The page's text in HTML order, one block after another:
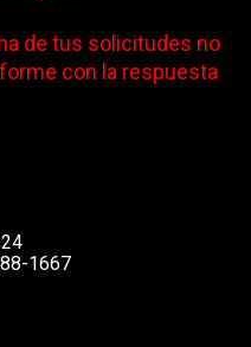
de tus solicitudes no
con la respuesta
1667